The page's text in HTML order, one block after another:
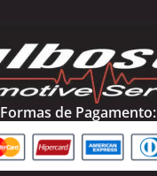
Formas de Pagamento: